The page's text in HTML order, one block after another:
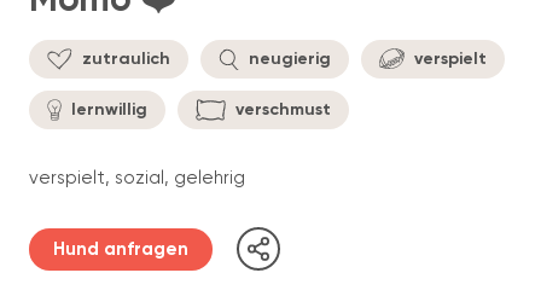
zutraulich neugierig verspielt
lernwillig verschmust
verspielt, sozial, gelehrig
Hund anfragen